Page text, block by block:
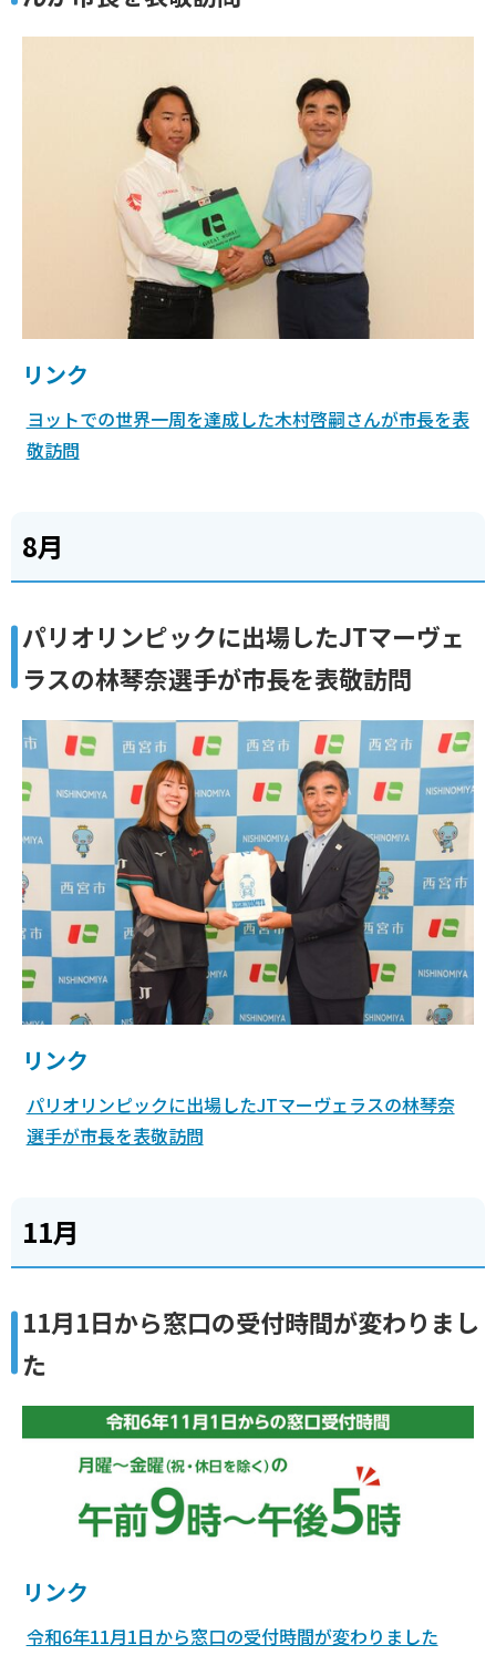
リンク
ヨットでの世界一周を達成した木村啓嗣さんが市長を表
敬訪問
8月
パリオリンピックに出場したJTマーヴェ
ラスの林琴奈選手が市長を表敬訪問
リンク
パリオリンピックに出場したJTマーヴェラスの林琴奈
選手が市長を表敬訪問
11月
11月1日から窓口の受付時間が変わりまし
た
リンク
令和6年11月1日から窓口の受付時間が変わりました